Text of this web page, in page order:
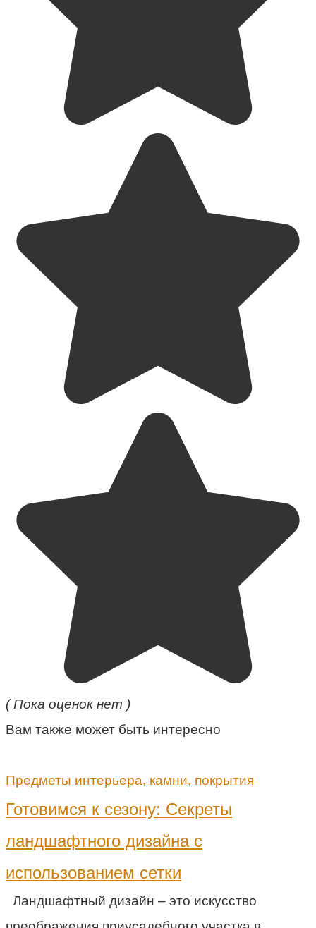
( Пока оценок нет )
Вам также может быть интересно
Предметы интерьера, камни, покрытия
Готовимся к сезону: Секреты
ландшафтного дизайна с
использованием сетки
Ландшафтный дизайн – это искусство